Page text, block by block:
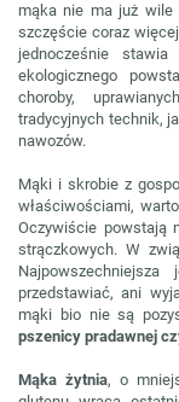
mąka nie ma już wile
szczęście coraz
jednocześnie
ekologicznego
choroby,
tradycyjnych technik,
nawozów.
Mąki i skrobie z
właściwościami,
Oczywiście powstają
strączkowych. W
Najpowszechniejsza
przedstawiać, ani
mąki bio nie są
pszenicy pradawnej
Mąka żytnia, o